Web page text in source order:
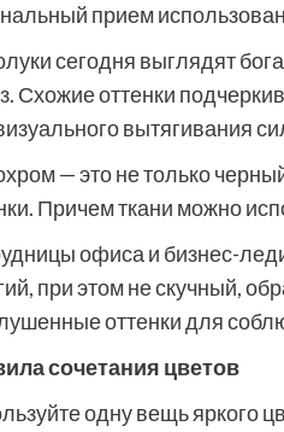
прием
сегодня выглядят
Схожие оттенки
вытягивания
— это не только
Причем ткани можно
офиса и бизнес-
при этом не скучный,
оттенки для
сочетания цветов
одну вещь яркого